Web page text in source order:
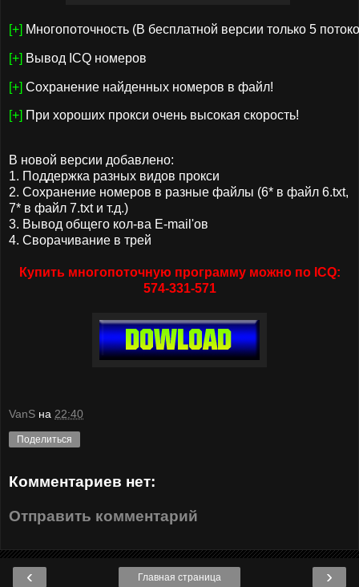
[+] Многопоточность (В бесплатной версии только 5
[+] Вывод ICQ номеров
[+] Сохранение найденных номеров в файл!
[+] При хороших прокси очень высокая скорость!
В новой версии добавлено:
1. Поддержка разных видов прокси
2. Сохранение номеров в разные файлы (6* в файл 6.txt,
7* в файл 7.txt и т.д.)
3. Вывод общего кол-ва E-mail'ов
4. Сворачивание в трей
Купить многопоточную программу можно по ICQ:
574-331-571
VanS на 22:40
Поделиться
Комментариев нет:
Отправить комментарий
‹ ›
Главная страница